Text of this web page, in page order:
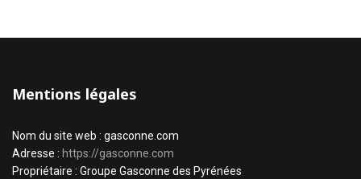
Mentions légales
Nom du site web : gasconne.com
Adresse : https://gasconne.com
Propriétaire : Groupe Gasconne des Pyrénées